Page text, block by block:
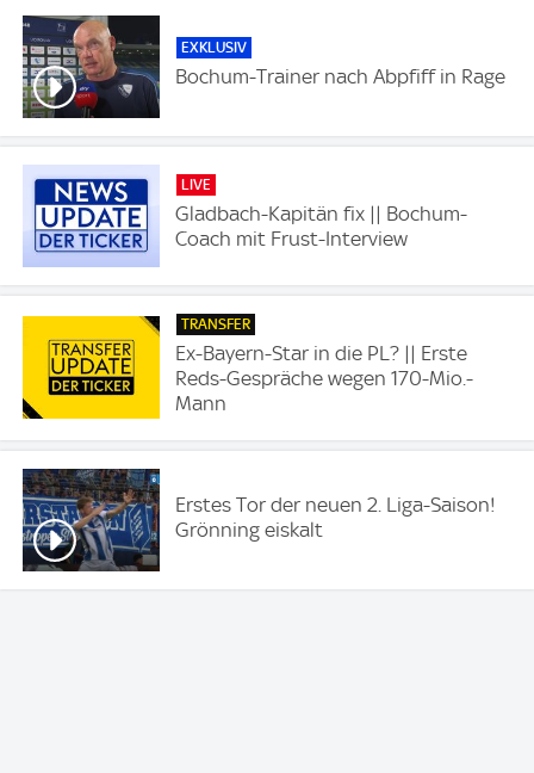
EXKLUSIV
Bochum-Trainer nach Abpfiff in Rage
LIVE
Gladbach-Kapitän fix || Bochum-
Coach mit Frust-Interview
TRANSFER
Ex-Bayern-Star in die PL? || Erste
Reds-Gespräche wegen 170-Mio.-
Mann
Erstes Tor der neuen 2. Liga-Saison!
Grönning eiskalt